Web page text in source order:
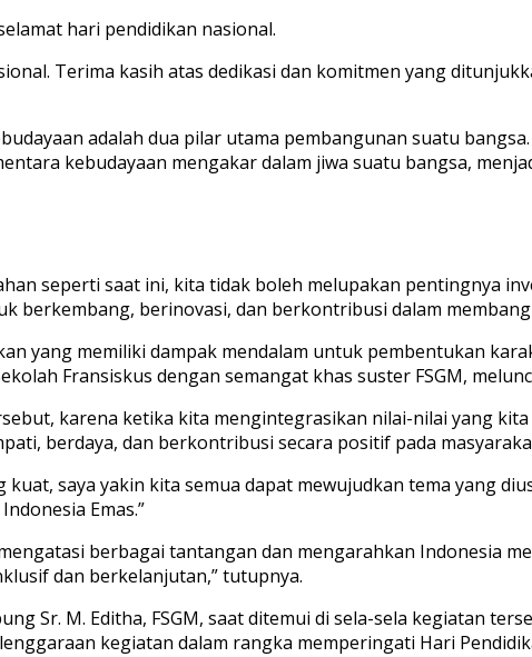
hari pendidikan nasional.
Terima kasih atas dedikasi dan komitmen yang
adalah dua pilar utama pembangunan suatu
kebudayaan mengakar dalam jiwa suatu bangsa,
seperti saat ini, kita tidak boleh melupakan pentingnya
berkembang, berinovasi, dan berkontribusi dalam
yang memiliki dampak mendalam untuk pembentukan
Fransiskus dengan semangat khas suster FSGM,
karena ketika kita mengintegrasikan nilai-nilai yang
berdaya, dan berkontribusi secara positif pada
saya yakin kita semua dapat mewujudkan tema yang
Emas.”
berbagai tantangan dan mengarahkan Indonesia
dan berkelanjutan,” tutupnya.
Sr. M. Editha, FSGM, saat ditemui di sela-sela kegiatan
kegiatan dalam rangka memperingati Hari